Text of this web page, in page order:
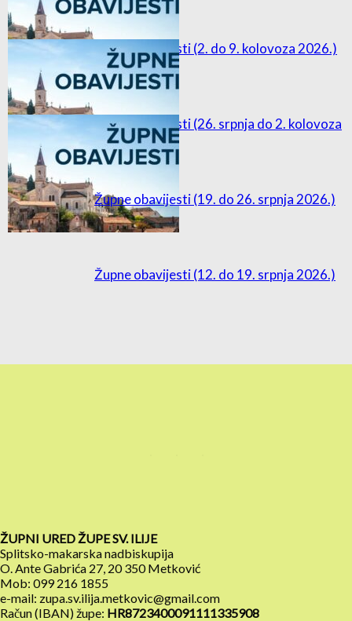
Župne obavijesti (2. do 9. kolovoza 2026.)
Župne obavijesti (26. srpnja do 2. kolovoza
2026.)
Župne obavijesti (19. do 26. srpnja 2026.)
Župne obavijesti (12. do 19. srpnja 2026.)
ŽUPNI URED ŽUPE SV. ILIJE
Splitsko-makarska nadbiskupija
O. Ante Gabrića 27, 20 350 Metković
Mob: 099 216 1855
e-mail: zupa.sv.ilija.metkovic@gmail.com
Račun (IBAN) župe: HR8723400091111335908